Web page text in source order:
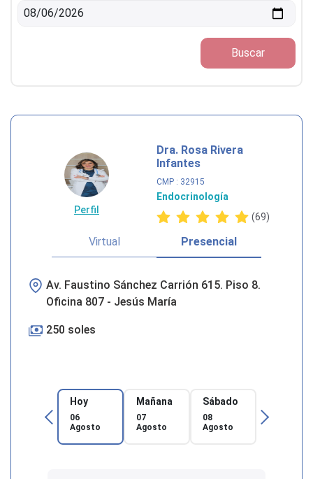
Buscar
Perfil
Dra. Rosa Rivera
Infantes
CMP : 32915
Endocrinología
(69)
Virtual Presencial
Av. Faustino Sánchez Carrión 615. Piso 8.
Oficina 807 - Jesús María
250 soles
Hoy
06
Agosto
Mañana
07
Agosto
Sábado
08
Agosto